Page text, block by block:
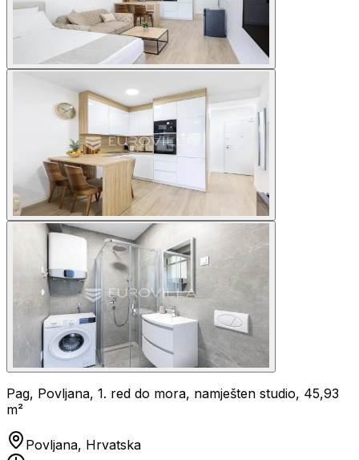
Pag, Povljana, 1. red do mora, namješten studio, 45,93
m²
Povljana, Hrvatska